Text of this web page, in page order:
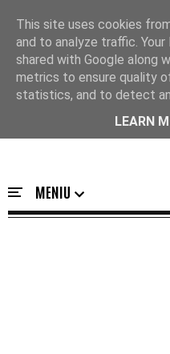
This site uses cookies
and to analyze traffic.
shared with Google along
metrics to ensure quality
statistics, and to detect
LEARN